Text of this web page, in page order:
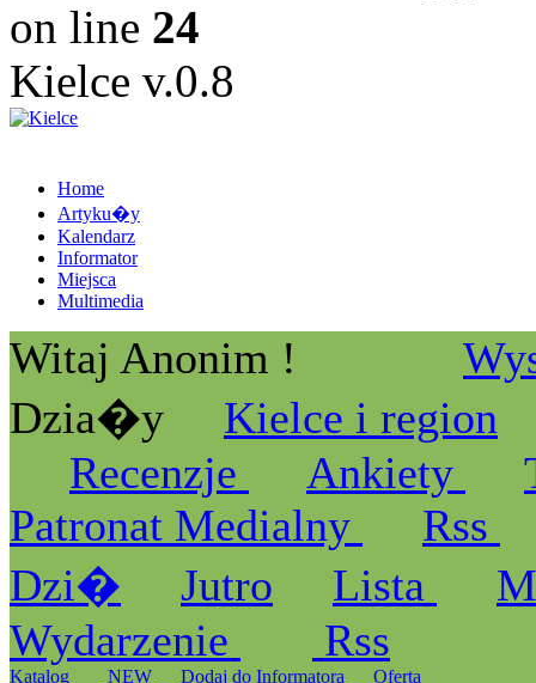
on line 24
Kielce v.0.8
Home
Artyku�y
Kalendarz
Informator
Miejsca
Multimedia
Witaj Anonim !
Dzia�y
Kielce i region
Recenzje
Ankiety
Patronat Medialny
Rss
Dzi�
Jutro Lista
Wydarzenie
Rss
Katalog _NEW Dodaj do Informatora Oferta